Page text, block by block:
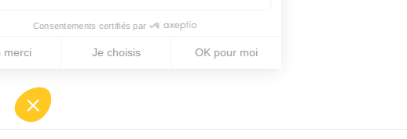
Consentements certifiés par
Non merci Je choisis
Plateforme de Gestion du Consentement : Personnalisez vos
Notre plateforme vous permet d'adapter et de gérer vos